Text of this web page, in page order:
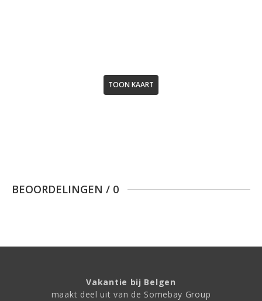
TOON KAART
BEOORDELINGEN / 0
Vakantie bij Belgen
maakt deel uit van de Somebay Group